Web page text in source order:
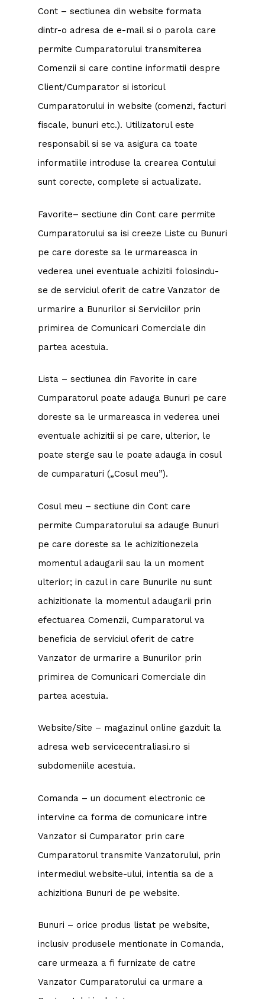
Cont – sectiunea din website formata
dintr-o adresa de e-mail si o parola care
permite Cumparatorului transmiterea
Comenzii si care contine informatii despre
Client/Cumparator si istoricul
Cumparatorului in website (comenzi, facturi
fiscale, bunuri etc.). Utilizatorul este
responsabil si se va asigura ca toate
informatiile introduse la crearea Contului
sunt corecte, complete si actualizate.
Favorite– sectiune din Cont care permite
Cumparatorului sa isi creeze Liste cu Bunuri
pe care doreste sa le urmareasca in
vederea unei eventuale achizitii folosindu-
se de serviciul oferit de catre Vanzator de
urmarire a Bunurilor si Serviciilor prin
primirea de Comunicari Comerciale din
partea acestuia.
Lista – sectiunea din Favorite in care
Cumparatorul poate adauga Bunuri pe care
doreste sa le urmareasca in vederea unei
eventuale achizitii si pe care, ulterior, le
poate sterge sau le poate adauga in cosul
de cumparaturi („Cosul meu”).
Cosul meu – sectiune din Cont care
permite Cumparatorului sa adauge Bunuri
pe care doreste sa le achizitionezela
momentul adaugarii sau la un moment
ulterior; in cazul in care Bunurile nu sunt
achizitionate la momentul adaugarii prin
efectuarea Comenzii, Cumparatorul va
beneficia de serviciul oferit de catre
Vanzator de urmarire a Bunurilor prin
primirea de Comunicari Comerciale din
partea acestuia.
Website/Site – magazinul online gazduit la
adresa web servicecentraliasi.ro si
subdomeniile acestuia.
Comanda – un document electronic ce
intervine ca forma de comunicare intre
Vanzator si Cumparator prin care
Cumparatorul transmite Vanzatorului, prin
intermediul website-ului, intentia sa de a
achizitiona Bunuri de pe website.
Bunuri – orice produs listat pe website,
inclusiv produsele mentionate in Comanda,
care urmeaza a fi furnizate de catre
Vanzator Cumparatorului ca urmare a